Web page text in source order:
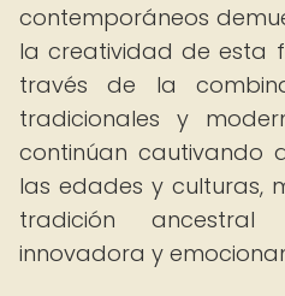
contemporáneos
la creatividad de esta
través de la
tradicionales y
continúan cautivando
las edades y culturas,
tradición
innovadora y